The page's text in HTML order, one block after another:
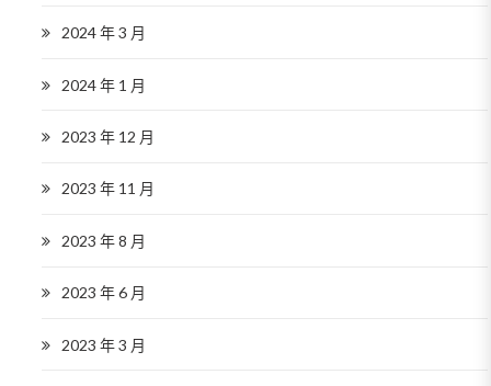
2024 年 3 月
2024 年 1 月
2023 年 12 月
2023 年 11 月
2023 年 8 月
2023 年 6 月
2023 年 3 月